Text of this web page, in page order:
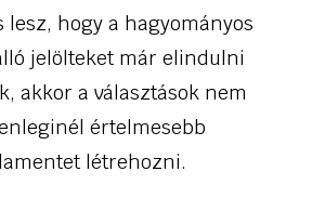
lesz, hogy a hagyományos
jelölteket már elindulni
akkor a választások nem
értelmesebb
létrehozni.